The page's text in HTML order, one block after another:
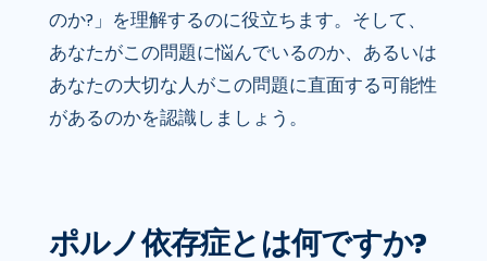
のか?」を理解するのに役立ちます。そして、
あなたがこの問題に悩んでいるのか、あるいは
あなたの大切な人がこの問題に直面する可能性
があるのか​​を認識しましょう。
ポルノ依存症とは何ですか?